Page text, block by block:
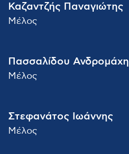
Καζαντζής Παναγιώτης
Μέλος
Πασσαλίδου Ανδρομάχη
Μέλος
Στεφανάτος Ιωάννης
Μέλος